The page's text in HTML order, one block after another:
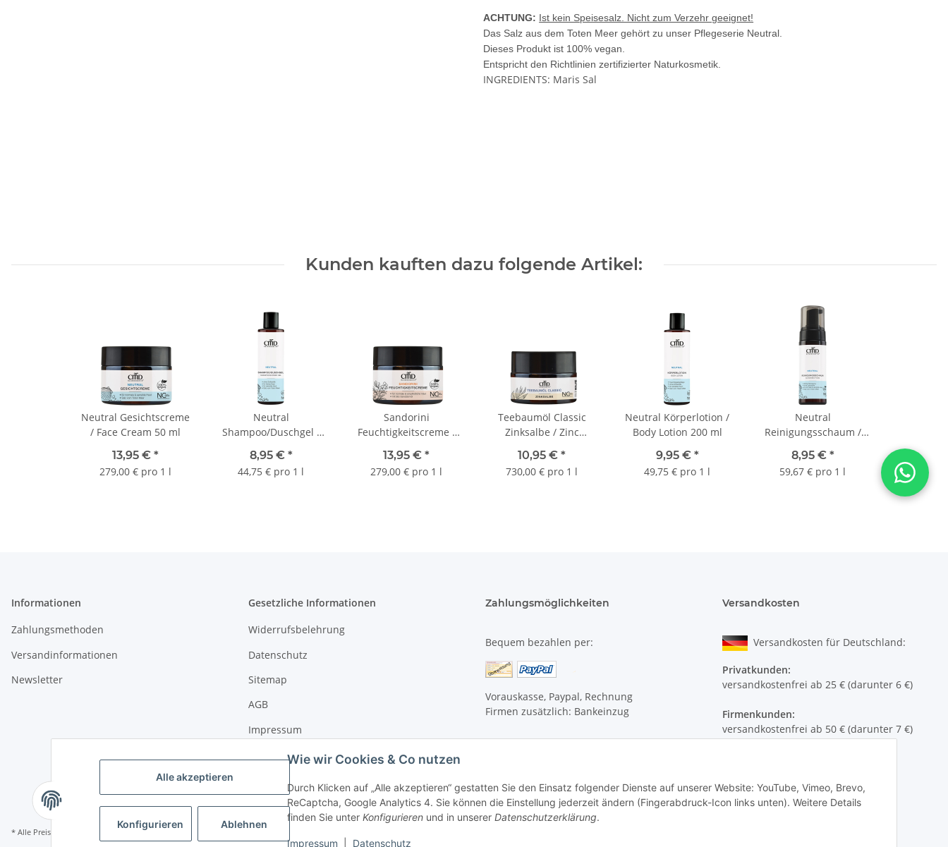
Alle akzeptieren
Konfigurieren Ablehnen
Wie wir Cookies & Co nutzen
Durch Klicken auf „Alle akzeptieren“ gestatten Sie den Einsatz folgender Dienste auf unserer Website: YouTube, Vimeo, Brevo,
ReCaptcha, Google Analytics 4. Sie können die Einstellung jederzeit ändern (Fingerabdruck-Icon links unten). Weitere Details
finden Sie unter Konfigurieren und in unserer Datenschutzerklärung.
Impressum Datenschutz
ACHTUNG: Ist kein Speisesalz. Nicht zum Verzehr geeignet!
Das Salz aus dem Toten Meer gehört zu unser Pflegeserie Neutral.
Dieses Produkt ist 100% vegan.
Entspricht den Richtlinien zertifizierter Naturkosmetik.
INGREDIENTS: Maris Sal
Kunden kauften dazu folgende Artikel:
Neutral Gesichtscreme
/ Face Cream 50 ml
13,95 € *
279,00 € pro 1 l
Neutral
Shampoo/Duschgel /
200 ml
8,95 € *
44,75 € pro 1 l
Sandorini
Feuchtigkeitscreme /
ml
13,95 € *
279,00 € pro 1 l
Teebaumöl Classic
Zinksalbe / Zinc
10,95 € *
730,00 € pro 1 l
Neutral Körperlotion /
Body Lotion 200 ml
9,95 € *
49,75 € pro 1 l
Neutral
Reinigungsschaum /
8,95 € *
59,67 € pro 1 l
Informationen
Zahlungsmethoden
Versandinformationen
Newsletter
Gesetzliche Informationen
Widerrufsbelehrung
Datenschutz
Sitemap
AGB
Impressum
Zahlungsmöglichkeiten
Bequem bezahlen per:
Vorauskasse, Paypal, Rechnung
Firmen zusätzlich: Bankeinzug
Versandkosten
Versandkosten für Deutschland:
Privatkunden:
versandkostenfrei ab 25 € (darunter 6 €)
Firmenkunden:
versandkostenfrei ab 50 € (darunter 7 €)
Versand ins Ausland siehehier
* Alle Preise inkl. gesetzlicher USt., zzgl.